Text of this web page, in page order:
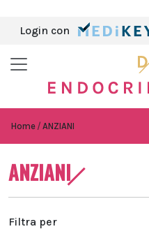
Login con
Home ANZIANI
ANZIANI
Filtra per